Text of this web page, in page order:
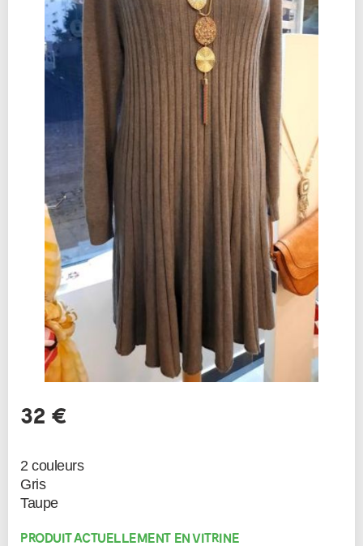
32 €
2 couleurs
Gris
Taupe
PRODUIT ACTUELLEMENT EN VITRINE